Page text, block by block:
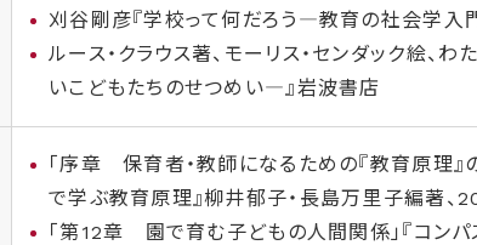
刈谷剛彦『学校って何だろう―教育の社会学入
ルース・クラウス著、モーリス・センダック絵、
いこどもたちのせつめい―』岩波書店
「序章 保育者・教師になるための『教育原理』
で学ぶ教育原理』柳井郁子・長島万里子編著、
「第12章 園で育む子どもの人間関係」『コ